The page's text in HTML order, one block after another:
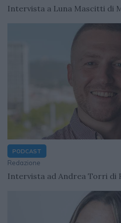
Intervista a Luna Mascitti di
PODCAST
Redazione
Intervista ad Andrea Torri di